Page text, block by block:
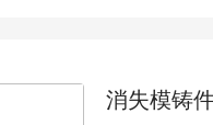
纸业 其
消失模铸